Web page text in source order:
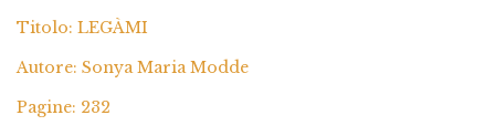
Titolo: LEGÀMI
Autore: Sonya Maria Modde
Pagine: 232